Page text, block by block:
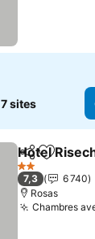
7 sites
PartagerAjouter
Hotel
2 Étoiles
7,3
6 740
Rosas
Chambres